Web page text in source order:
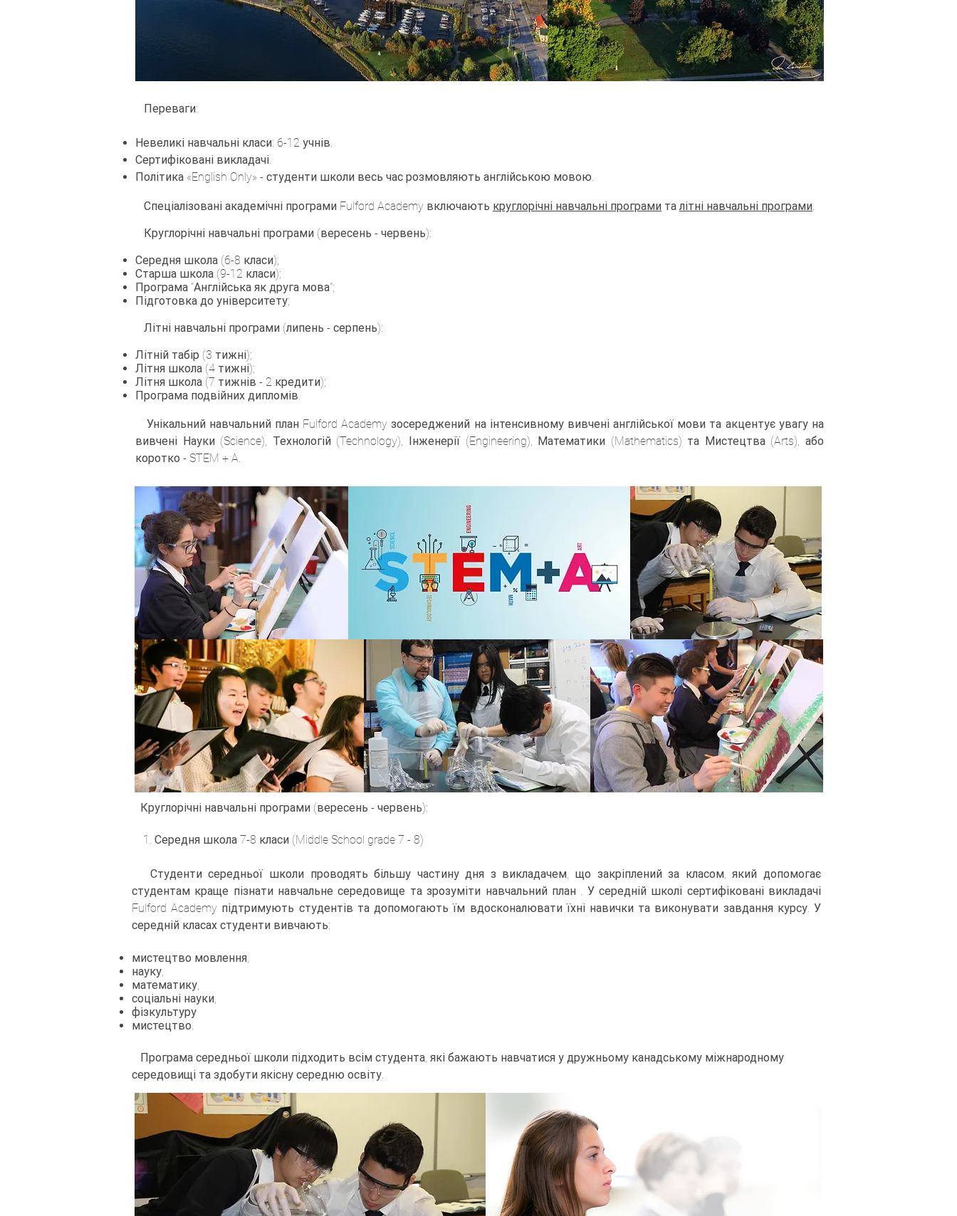
Переваги:
Невеликі навчальні класи: 6-12 учнів.
Сертифіковані викладачі.
Політика «English Only» - студенти школи весь час розмовляють англійською мовою.
Спеціалізовані академічні програми Fulford Academy включають круглорічні навчальні програми талітні навчальні програми.
Круглорічні навчальні програми (вересень - червень):
Середня школа (6-8 класи);
Старша школа (9-12 класи);
Програма "Англійська як друга мова";
Підготовка до університету;
Літні навчальні програми (липень - серпень):
Літній табір (3 тижні);
Літня школа (4 тижні);
Літня школа (7 тижнів - 2 кредити);
Програма подвійних дипломів.
Унікальний навчальний план Fulford Academy зосереджений на інтенсивному вивчені англійської мови та акцентує увагу на
вивчені Науки (Science), Технологій (Technology), Інженерії (Engineering), Математики (Mathematics) та Мистецтва (Arts), або
коротко - STEM + A.
Круглорічні навчальні програми (вересень - червень):
1. Середня школа 7-8 класи (Middle School grade 7 - 8)
Студенти середньої школи проводять більшу частину дня з викладачем, що закріплений за класом, який допомогає
студентам краще пізнати навчальне середовище та зрозуміти навчальний план . У середній школі сертифіковані викладачі
Fulford Academy підтримують студентів та допомогають їм вдосконалювати їхні навички та виконувати завдання курсу. У
середній класах студенти вивчають:
мистецтво мовлення,
науку,
математику,
соціальні науки,
фізкультуру
мистецтво.
Програма середньої школи підходить всім студента, які бажають навчатися у дружньому канадському міжнародному
середовищі та здобути якісну середню освіту.